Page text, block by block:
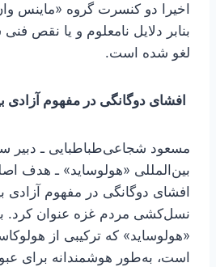
اخیرا دو کنسرت گروه «ماینس
بنابر دلایل نامعلوم و یا نقص
لغو شده است.
افشای دوگانگی در مفهوم آزادی
مسعود شجاعی‌طباطبایی ـ دبیر
بین‌المللی «هولوساید» ـ هدف
افشای دوگانگی در مفهوم آزادی
نسل‌کشی مردم غزه عنوان کرد. به
«هولوساید» که ترکیبی از
است، به‌طور هوشمندانه برای